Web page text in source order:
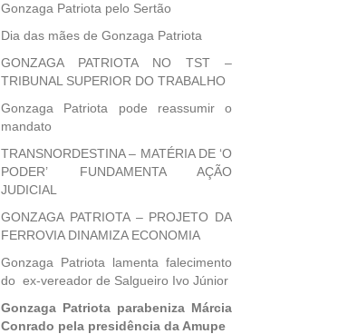
Gonzaga Patriota pelo Sertão
Dia das mães de Gonzaga Patriota
GONZAGA PATRIOTA NO TST –
TRIBUNAL SUPERIOR DO TRABALHO
Gonzaga Patriota pode reassumir o
mandato
TRANSNORDESTINA – MATÉRIA DE ‘O
PODER’ FUNDAMENTA AÇÃO
JUDICIAL
GONZAGA PATRIOTA – PROJETO DA
FERROVIA DINAMIZA ECONOMIA
Gonzaga Patriota lamenta falecimento
do ex-vereador de Salgueiro Ivo Júnior
Gonzaga Patriota parabeniza Márcia
Conrado pela presidência da Amupe